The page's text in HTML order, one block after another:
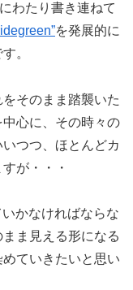
わたり書き連ねて
を発展的に
。
そのまま踏襲いた
心に、その時々の
つつ、ほとんどカ
が・・・
かなければならな
ま見える形になる
ていきたいと思い